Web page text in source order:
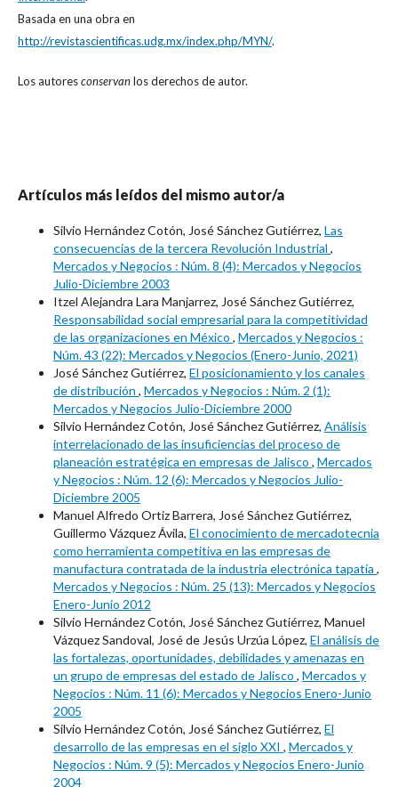
Basada en una obra en
http://revistascientificas.udg.mx/index.php/MYN/.
Los autoresconservanlos derechos de autor.
Artículos más leídos del mismo autor/a
Silvio Hernández Cotón, José Sánchez Gutiérrez, Las
consecuencias de la tercera Revolución Industrial ,
Mercados y Negocios : Núm. 8 (4): Mercados y Negocios
Julio-Diciembre 2003
Itzel Alejandra Lara Manjarrez, José Sánchez Gutiérrez,
Responsabilidad social empresarial para la competitividad
de las organizaciones en México , Mercados y Negocios :
Núm. 43 (22): Mercados y Negocios (Enero-Junio, 2021)
José Sánchez Gutiérrez, El posicionamiento y los canales
de distribución , Mercados y Negocios : Núm. 2 (1):
Mercados y Negocios Julio-Diciembre 2000
Silvio Hernández Cotón, José Sánchez Gutiérrez, Análisis
interrelacionado de las insuficiencias del proceso de
planeación estratégica en empresas de Jalisco , Mercados
y Negocios : Núm. 12 (6): Mercados y Negocios Julio-
Diciembre 2005
Manuel Alfredo Ortiz Barrera, José Sánchez Gutiérrez,
Guillermo Vázquez Ávila, El conocimiento de mercadotecnia
como herramienta competitiva en las empresas de
manufactura contratada de la industria electrónica tapatía ,
Mercados y Negocios : Núm. 25 (13): Mercados y Negocios
Enero-Junio 2012
Silvio Hernández Cotón, José Sánchez Gutiérrez, Manuel
Vázquez Sandoval, José de Jesús Urzúa López, El análisis de
las fortalezas, oportunidades, debilidades y amenazas en
un grupo de empresas del estado de Jalisco , Mercados y
Negocios : Núm. 11 (6): Mercados y Negocios Enero-Junio
2005
Silvio Hernández Cotón, José Sánchez Gutiérrez, El
desarrollo de las empresas en el siglo XXI , Mercados y
Negocios : Núm. 9 (5): Mercados y Negocios Enero-Junio
2004